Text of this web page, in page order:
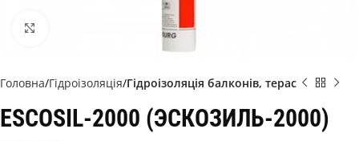
Головна Гідроізоляція Гідроізоляція балконів, терас
ESCOSIL-2000 (ЭСКОЗИЛЬ-2000)